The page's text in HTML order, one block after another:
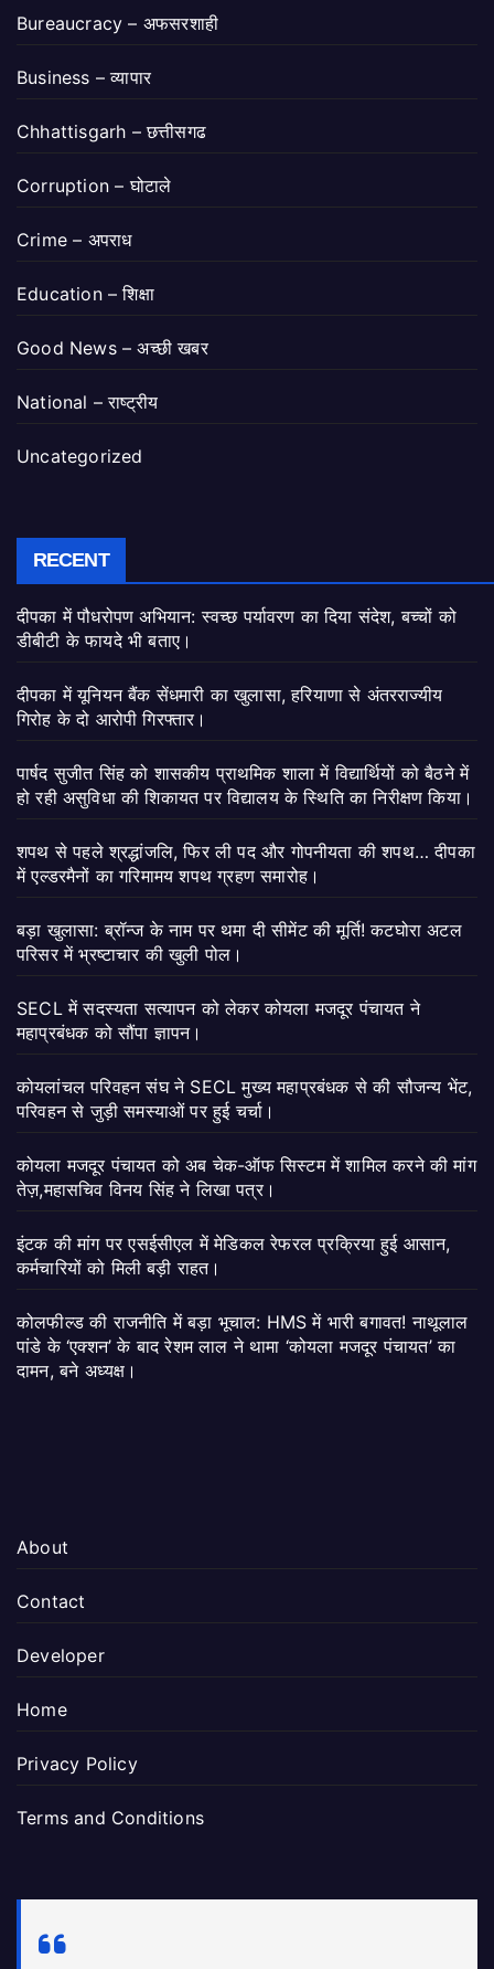
Bureaucracy – अफसरशाही
Business – व्यापार
Chhattisgarh – छत्तीसगढ
Corruption – घोटाले
Crime – अपराध
Education – शिक्षा
Good News – अच्छी खबर
National – राष्ट्रीय
Uncategorized
RECENT
दीपका में पौधरोपण अभियान: स्वच्छ पर्यावरण का दिया संदेश, बच्चों को
डीबीटी के फायदे भी बताए।
दीपका में यूनियन बैंक सेंधमारी का खुलासा, हरियाणा से अंतरराज्यीय
गिरोह के दो आरोपी गिरफ्तार।
पार्षद सुजीत सिंह को शासकीय प्राथमिक शाला में विद्यार्थियों को बैठने में
हो रही असुविधा की शिकायत पर विद्यालय के स्थिति का निरीक्षण किया।
शपथ से पहले श्रद्धांजलि, फिर ली पद और गोपनीयता की शपथ… दीपका
में एल्डरमैनों का गरिमामय शपथ ग्रहण समारोह।
बड़ा खुलासा: ब्रॉन्ज के नाम पर थमा दी सीमेंट की मूर्ति! कटघोरा अटल
परिसर में भ्रष्टाचार की खुली पोल।
SECL में सदस्यता सत्यापन को लेकर कोयला मजदूर पंचायत ने
महाप्रबंधक को सौंपा ज्ञापन।
कोयलांचल परिवहन संघ ने SECL मुख्य महाप्रबंधक से की सौजन्य भेंट,
परिवहन से जुड़ी समस्याओं पर हुई चर्चा।
कोयला मजदूर पंचायत को अब चेक-ऑफ सिस्टम में शामिल करने की मांग
तेज़,महासचिव विनय सिंह ने लिखा पत्र।
इंटक की मांग पर एसईसीएल में मेडिकल रेफरल प्रक्रिया हुई आसान,
कर्मचारियों को मिली बड़ी राहत।
कोलफील्ड की राजनीति में बड़ा भूचाल: HMS में भारी बगावत! नाथूलाल
पांडे के ‘एक्शन’ के बाद रेशम लाल ने थामा ‘कोयला मजदूर पंचायत’ का
दामन, बने अध्यक्ष।
About
Contact
Developer
Home
Privacy Policy
Terms and Conditions